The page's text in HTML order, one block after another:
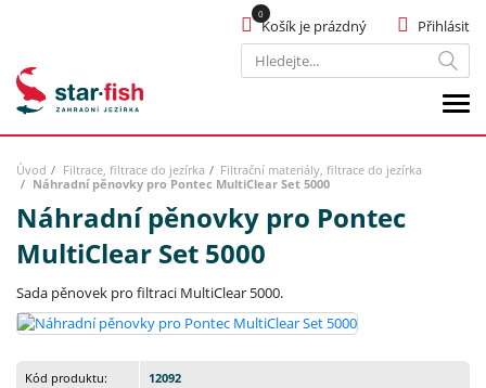
Hledat
Přihlásit
Košík je prázdný
Úvod Filtrace, filtrace do jezírka
Filtrační materiály, filtrace do jezírka
Náhradní pěnovky pro Pontec MultiClear Set 5000
Náhradní pěnovky pro Pontec
MultiClear Set 5000
Sada pěnovek pro filtraci MultiClear 5000.
Kód produktu: 12092